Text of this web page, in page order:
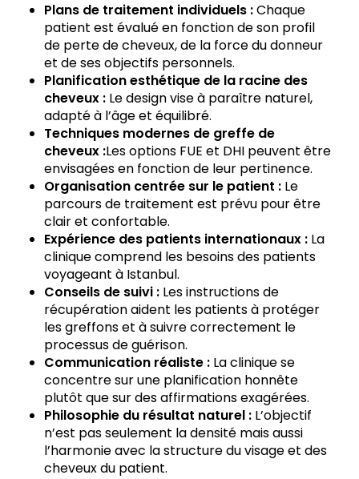
Plans de traitement individuels :Chaque
patient est évalué en fonction de son profil
de perte de cheveux, de la force du donneur
et de ses objectifs personnels.
Planification esthétique de la racine des
cheveux : Le design vise à paraître naturel,
adapté à l’âge et équilibré.
Techniques modernes de greffe de
cheveux :Les options FUE et DHI peuvent être
envisagées en fonction de leur pertinence.
Organisation centrée sur le patient : Le
parcours de traitement est prévu pour être
clair et confortable.
Expérience des patients internationaux : La
clinique comprend les besoins des patients
voyageant à Istanbul.
Conseils de suivi : Les instructions de
récupération aident les patients à protéger
les greffons et à suivre correctement le
processus de guérison.
Communication réaliste : La clinique se
concentre sur une planification honnête
plutôt que sur des affirmations exagérées.
Philosophie du résultat naturel : L’objectif
n’est pas seulement la densité mais aussi
l’harmonie avec la structure du visage et des
cheveux du patient.